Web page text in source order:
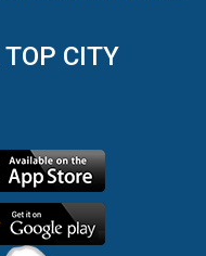
TOP CITY